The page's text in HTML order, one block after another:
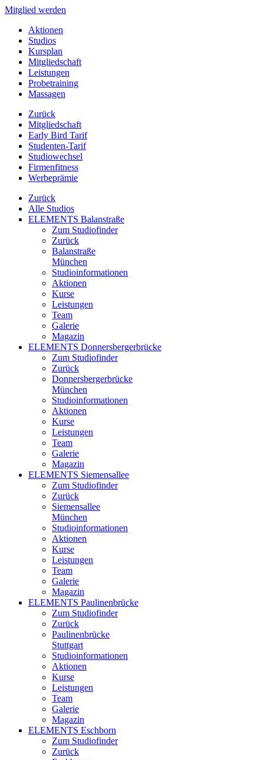
Mitglied werden
Aktionen
Studios
Kursplan
Mitgliedschaft
Leistungen
Probetraining
Massagen
Zurück
Mitgliedschaft
Early Bird Tarif
Studenten-Tarif
Studiowechsel
Firmenfitness
Werbeprämie
Zurück
Alle Studios
ELEMENTS Balanstraße
Zum Studiofinder
Zurück
Balan­straße
München
Studioinformationen
Aktionen
Kurse
Leistungen
Team
Galerie
Magazin
ELEMENTS Donnersbergerbrücke
Zum Studiofinder
Zurück
Donners­berger­brücke
München
Studioinformationen
Aktionen
Kurse
Leistungen
Team
Galerie
Magazin
ELEMENTS Siemensallee
Zum Studiofinder
Zurück
Siemens­allee
München
Studioinformationen
Aktionen
Kurse
Leistungen
Team
Galerie
Magazin
ELEMENTS Paulinenbrücke
Zum Studiofinder
Zurück
Paulinen­brücke
Stuttgart
Studioinformationen
Aktionen
Kurse
Leistungen
Team
Galerie
Magazin
ELEMENTS Eschborn
Zum Studiofinder
Zurück